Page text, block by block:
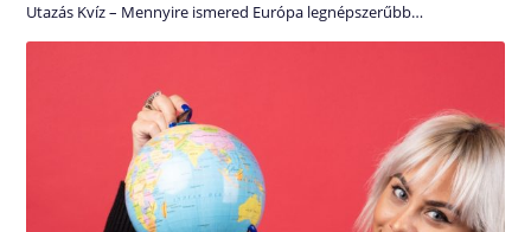
Utazás Kvíz – Mennyire ismered Európa legnépszerűbb…